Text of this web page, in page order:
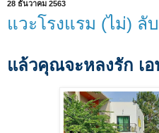
28 ธันวาคม 2563
แวะโรงแรม (ไม่) ลับ
แล้วคุณจะหลงรัก เ